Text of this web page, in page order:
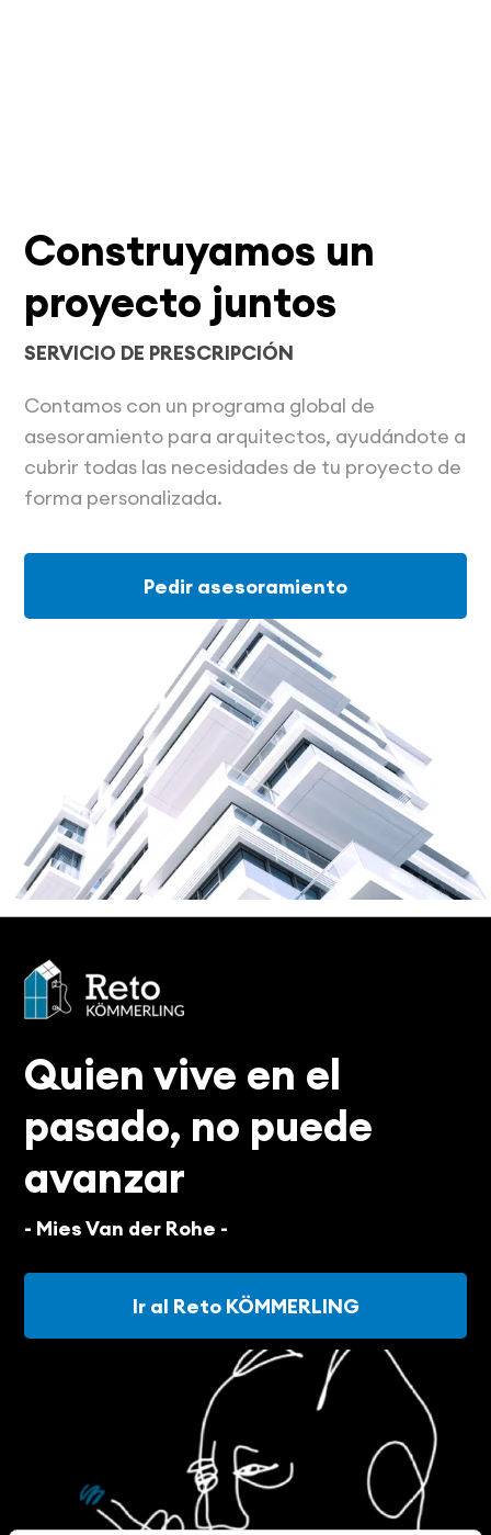
Construyamos un
proyecto juntos
SERVICIO DE PRESCRIPCIÓN
Contamos con un programa global de
asesoramiento para arquitectos, ayudándote a
cubrir todas las necesidades de tu proyecto de
forma personalizada.
Pedir asesoramiento
Quien vive en el
pasado, no puede
avanzar
- Mies Van der Rohe -
Ir al Reto KÖMMERLING